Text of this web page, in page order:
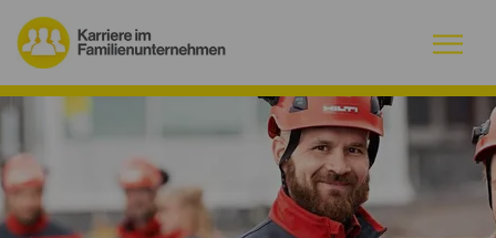
Warum Familienunternehmen?
Firmenprofile